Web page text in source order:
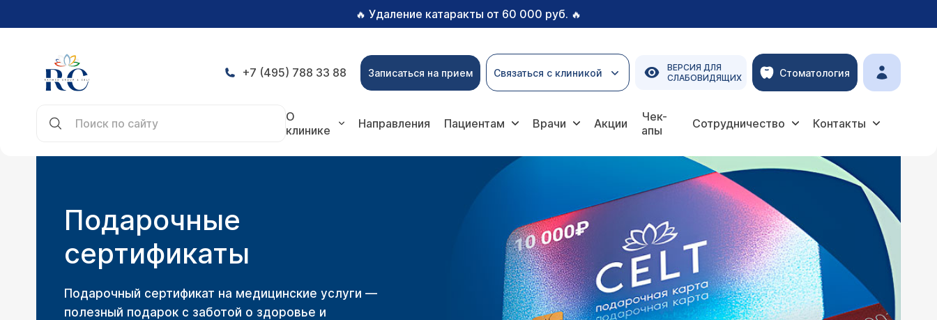
🔥 Удаление катаракты от 60 000 руб. 🔥
+7 (495) 788 33 88 Записаться на прием Связаться с клиникой
ВЕРСИЯ ДЛЯ
СЛАБОВИДЯЩИХ
Стоматология
О
клинике
Направления Пациентам Врачи Акции
Чек-
апы
Сотрудничество Контакты
Подарочные
сертификаты
Подарочный сертификат на медицинские услуги —
полезный подарок с заботой о здоровье и